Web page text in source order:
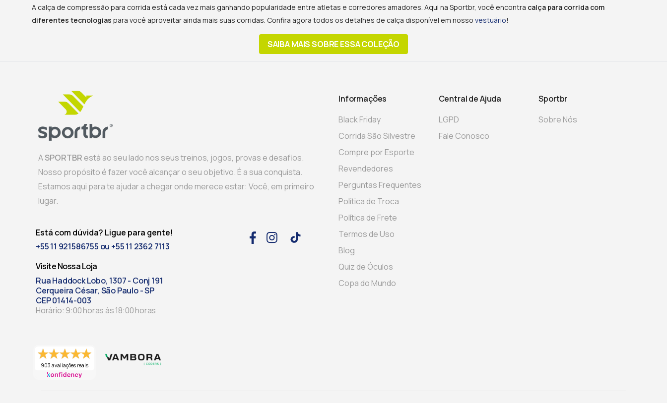
A calça de compressão para corrida está cada vez mais ganhando popularidade entre atletas e corredores amadores. Aqui na Sportbr, você encontra calça para corrida com
diferentes tecnologias para você aproveitar ainda mais suas corridas. Confira agora todos os detalhes de calça disponível em nosso vestuário!
SAIBA MAIS SOBRE ESSA COLEÇÃO
ASPORTBR está ao seu lado nos seus treinos, jogos, provas e desafios.
Nosso propósito é fazer você alcançar o seu objetivo. É a sua conquista.
Estamos aqui para te ajudar a chegar onde merece estar: Você, em primeiro
lugar.
Está com dúvida? Ligue para gente!
+55 11 921586755 ou +55 11 2362 7113
Visite Nossa Loja
Rua Haddock Lobo, 1307 - Conj 191
Cerqueira César, São Paulo - SP
CEP 01414-003
Horário: 9:00 horas às 18:00 horas
Informações
Black Friday
Corrida São Silvestre
Compre por Esporte
Revendedores
Perguntas Frequentes
Política de Troca
Política de Frete
Termos de Uso
Blog
Quiz de Óculos
Copa do Mundo
Central de Ajuda
LGPD
Fale Conosco
Sportbr
Sobre Nós
903 avaliações reais